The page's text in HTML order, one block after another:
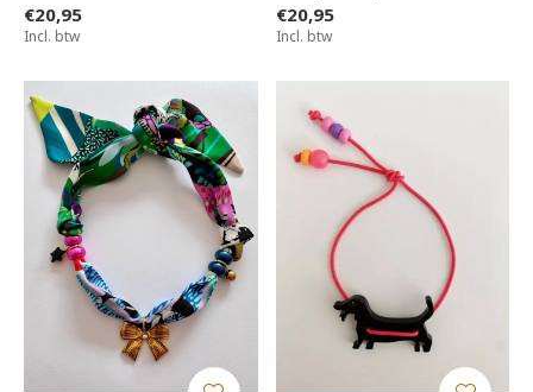
€20,95
Incl. btw
€20,95
Incl. btw